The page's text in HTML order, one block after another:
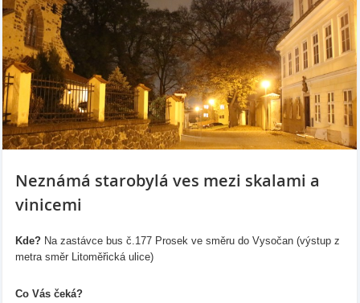
Neznámá starobylá ves mezi skalami a
vinicemi
Kde? Na zastávce bus č.177 Prosek ve směru do Vysočan (výstup z
metra směr Litoměřická ulice)
Co Vás čeká?